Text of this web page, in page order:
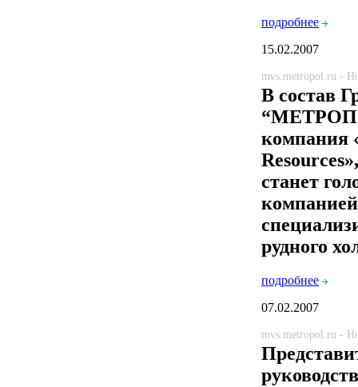
подробнее
15.02.2007
mvs.metropol.ru -
В состав
компания
станет
компанией
рудного
подробнее
07.02.2007
mvs.metropol.ru -